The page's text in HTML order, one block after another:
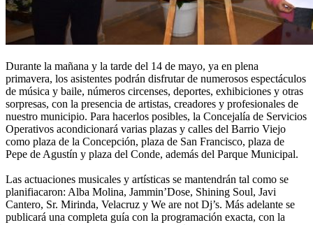
Durante la mañana y la tarde del 14 de mayo, ya en plena
primavera, los asistentes podrán disfrutar de numerosos espectáculos
de música y baile, números circenses, deportes, exhibiciones y otras
sorpresas, con la presencia de artistas, creadores y profesionales de
nuestro municipio. Para hacerlos posibles, la Concejalía de Servicios
Operativos acondicionará varias plazas y calles del Barrio Viejo
como plaza de la Concepción, plaza de San Francisco, plaza de
Pepe de Agustín y plaza del Conde, además del Parque Municipal.
Las actuaciones musicales y artísticas se mantendrán tal como se
planifiacaron: Alba Molina, Jammin’Dose, Shining Soul, Javi
Cantero, Sr. Mirinda, Velacruz y We are not Dj’s. Más adelante se
publicará una completa guía con la programación exacta, con la